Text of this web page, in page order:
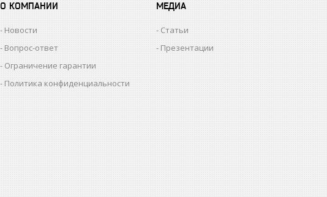
О КОМПАНИИ
Новости
Вопрос-ответ
Ограничение гарантии
Политика конфиденциальности
МЕДИА
Статьи
Презентации